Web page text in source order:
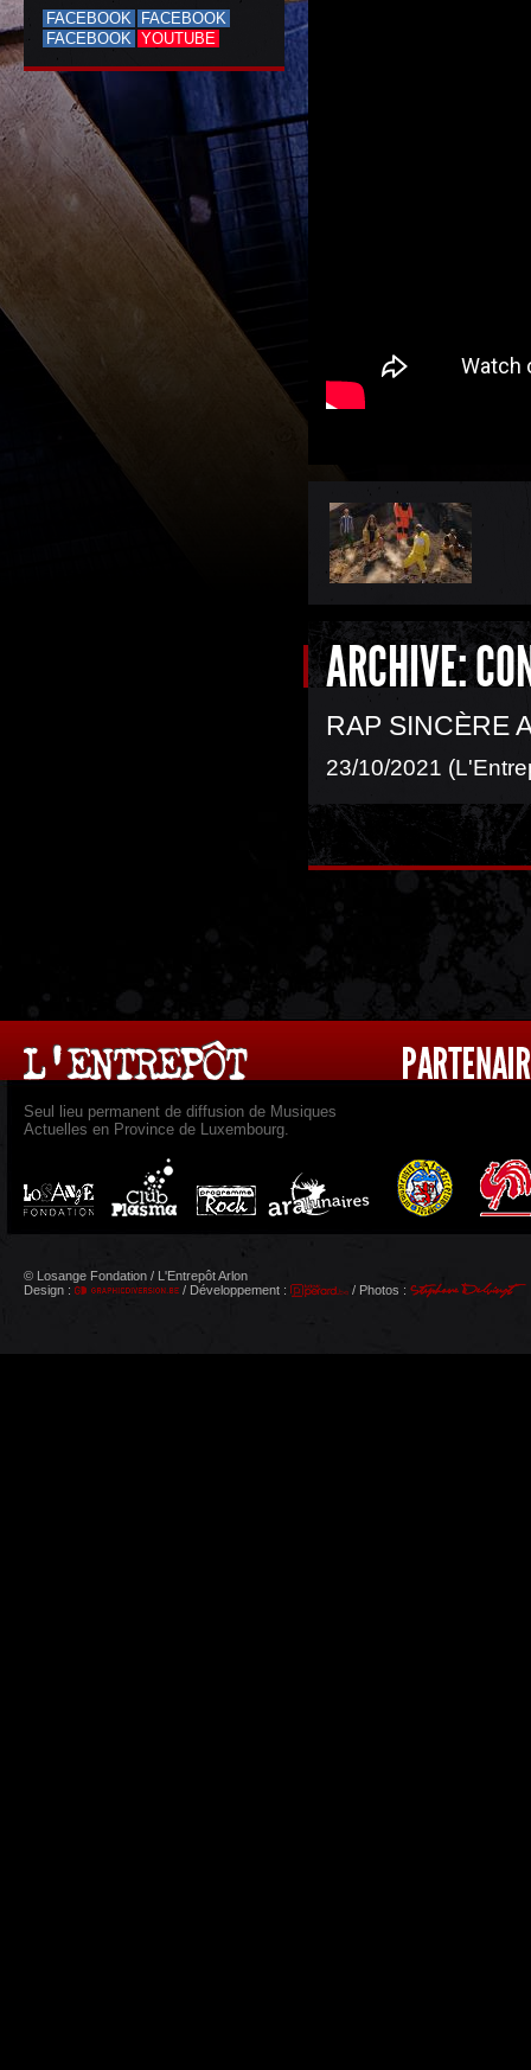
FACEBOOK
FACEBOOK
FACEBOOK YOUTUBE
ARCHIVE:
RAP SINCÈRE
23/10/2021
Seul lieu permanent de diffusion de Musiques
Actuelles en Province de Luxembourg.
© Losange Fondation / L'Entrepôt Arlon
Design :
/ Développement : / Photos :